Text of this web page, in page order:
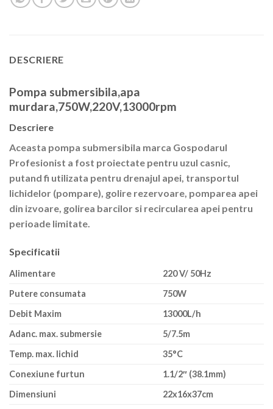
DESCRIERE
Pompa submersibila,apa
murdara,750W,220V,13000rpm
Descriere
Aceasta pompa submersibila marca Gospodarul
Profesionist a fost proiectate pentru uzul casnic,
putand fi utilizata pentru drenajul apei, transportul
lichidelor (pompare), golire rezervoare, pomparea apei
din izvoare, golirea barcilor si recircularea apei pentru
perioade limitate.
Specificatii
Alimentare
220 V/ 50Hz
Putere consumata
750W
Debit Maxim
13000L/h
Adanc. max. submersie
5/7.5m
Temp. max. lichid
35°C
Conexiune furtun
1.1/2″ (38.1mm)
Dimensiuni
22x16x37cm